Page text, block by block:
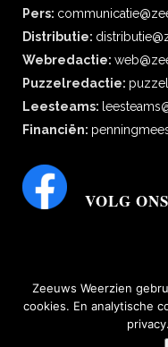
Pers:
Distributie:
Webredactie:
Puzzelredactie:
Leesteams:
Financiën:
VOLG
bescherming
Zeeuws Weerzien
cookies. En analytische
privacy.